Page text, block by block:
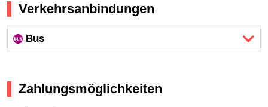
Verkehrsanbindungen
Bus
Zahlungsmöglichkeiten